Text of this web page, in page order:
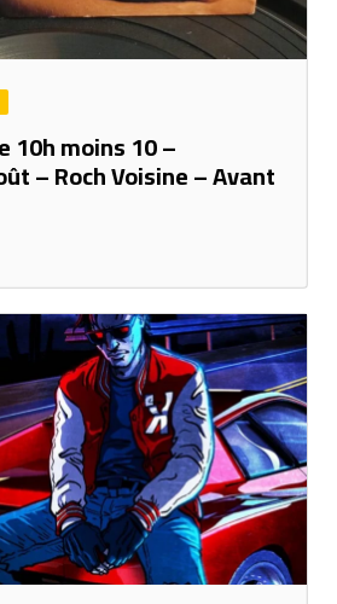
10h moins 10 –
– Roch Voisine – Avant